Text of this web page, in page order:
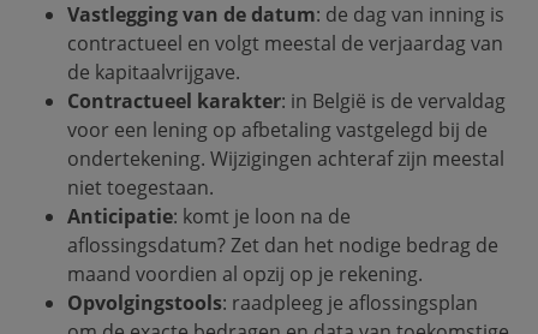
Vastlegging van de datum: de dag van inning is
contractueel en volgt meestal de verjaardag van
de kapitaalvrijgave.
Contractueel karakter: in België is de vervaldag
voor een lening op afbetaling vastgelegd bij de
ondertekening. Wijzigingen achteraf zijn meestal
niet toegestaan.
Anticipatie: komt je loon na de
aflossingsdatum? Zet dan het nodige bedrag de
maand voordien al opzij op je rekening.
Opvolgingstools: raadpleeg je aflossingsplan